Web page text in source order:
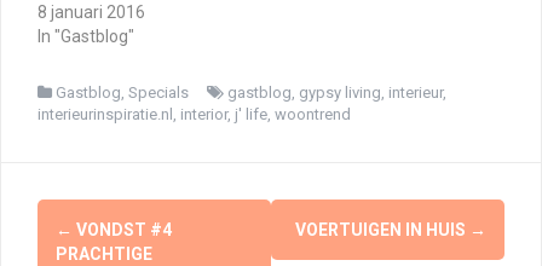
8 januari 2016
In "Gastblog"
Gastblog, Specials gastblog, gypsy living, interieur,
interieurinspiratie.nl , interior, j' life, woontrend
Berichtnavigatie
← VONDST #4
PRACHTIGE
VOERTUIGEN IN HUIS →